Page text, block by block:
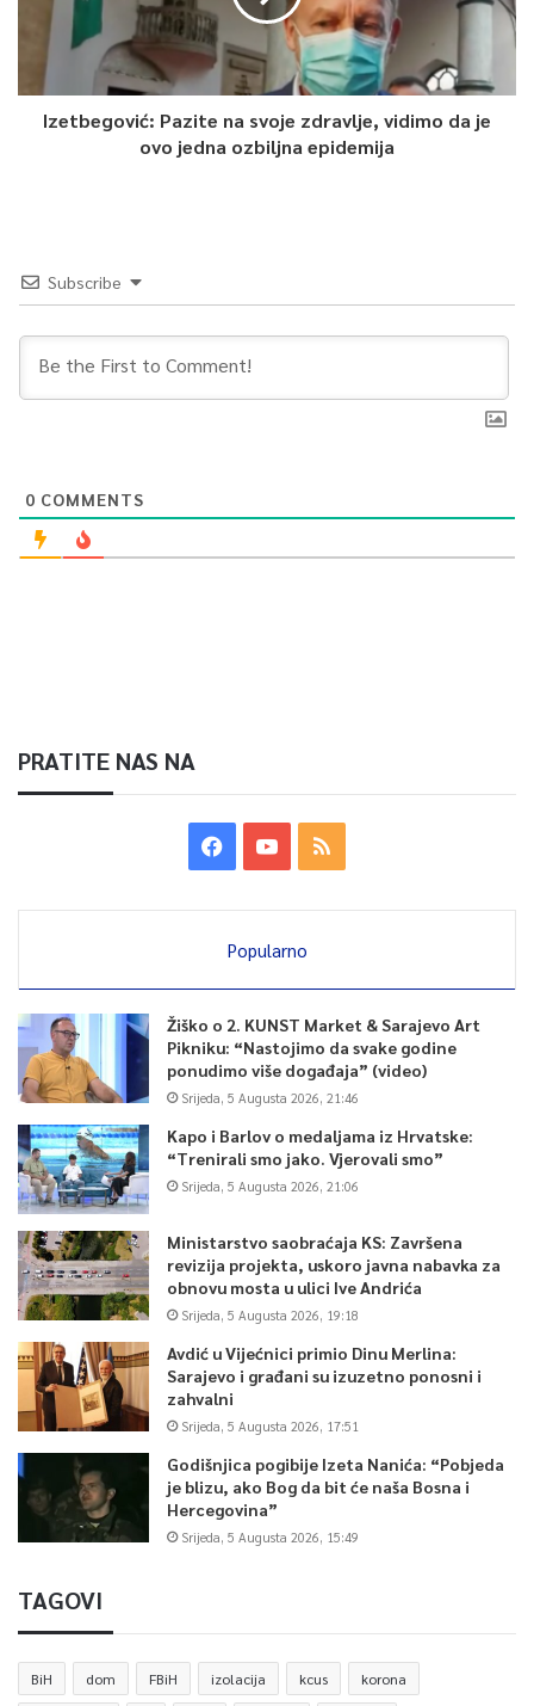
Izetbegović: Pazite na svoje zdravlje, vidimo da je
ovo jedna ozbiljna epidemija
Subscribe
0 COMMENTS
PRATITE NAS NA
Popularno
Žiško o 2. KUNST Market & Sarajevo Art
Pikniku: “Nastojimo da svake godine
ponudimo više događaja” (video)
Srijeda, 5 Augusta 2026, 21:46
Kapo i Barlov o medaljama iz Hrvatske:
“Trenirali smo jako. Vjerovali smo”
Srijeda, 5 Augusta 2026, 21:06
Ministarstvo saobraćaja KS: Završena
revizija projekta, uskoro javna nabavka za
obnovu mosta u ulici Ive Andrića
Srijeda, 5 Augusta 2026, 19:18
Avdić u Vijećnici primio Dinu Merlina:
Sarajevo i građani su izuzetno ponosni i
zahvalni
Srijeda, 5 Augusta 2026, 17:51
Godišnjica pogibije Izeta Nanića: “Pobjeda
je blizu, ako Bog da bit će naša Bosna i
Hercegovina”
Srijeda, 5 Augusta 2026, 15:49
TAGOVI
BiH dom FBiH izolacija kcus korona